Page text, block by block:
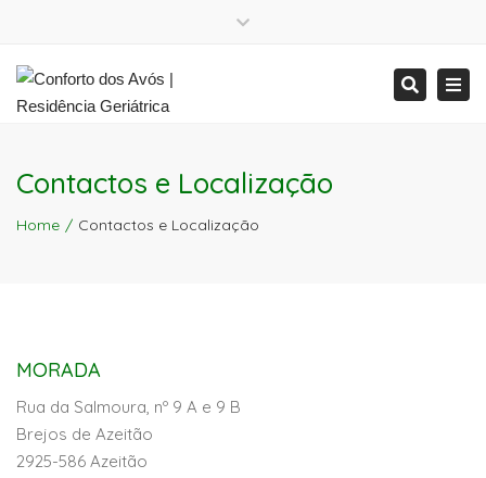
Mon - Sat: 7:00 - 17:00
+ 386 40 111 5555
info@yourdomain.com
Mon - Sat: 7:00 - 17:00
Search
Contactos e Localização
Home Contactos e Localização
MORADA
Rua da Salmoura, nº 9 A e 9 B
Brejos de Azeitão
2925-586 Azeitão